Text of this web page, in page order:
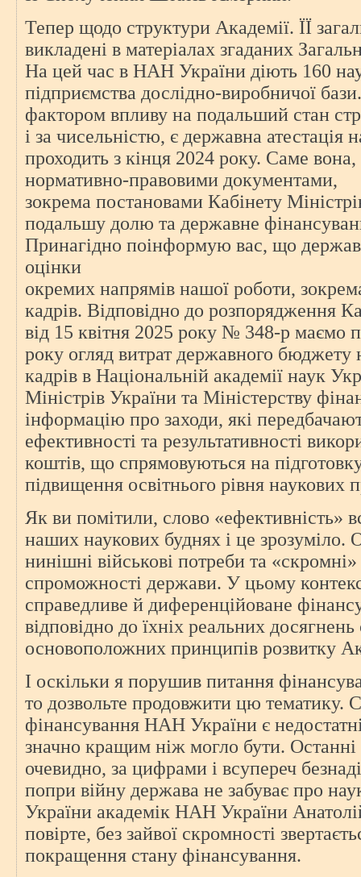
Тепер щодо структури Академії. ЇЇ
викладені в матеріалах згаданих
На цей час в НАН України діють 160
підприємства дослідно-виробничої
фактором впливу на подальший стан
і за чисельністю, є державна атестація
проходить з кінця 2024 року. Саме вона,
нормативно-правовими документами,
зокрема постановами Кабінету
подальшу долю та державне
Принагідно поінформую вас, що
оцінки
окремих напрямів нашої роботи,
кадрів. Відповідно до розпорядження
від 15 квітня 2025 року № 348-р маємо
року огляд витрат державного бюджету
кадрів в Національній академії наук
Міністрів України та Міністерству
інформацію про заходи, які
ефективності та результативності
коштів, що спрямовуються на
підвищення освітнього рівня наукових
Як ви помітили, слово «ефективність»
наших наукових буднях і це зрозуміло.
нинішні військові потреби та
спроможності держави. У цьому
справедливе й диференційоване
відповідно до їхніх реальних
основоположних принципів розвитку
І оскільки я порушив питання
то дозвольте продовжити цю тематику.
фінансування НАН України є
значно кращим ніж могло бути.
очевидно, за цифрами і всупереч
попри війну держава не забуває про
України академік НАН України
повірте, без зайвої скромності
покращення стану фінансування.